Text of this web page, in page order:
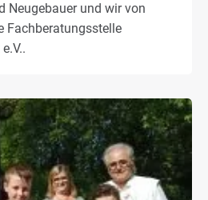
Neugebauer und wir von
Fachberatungsstelle